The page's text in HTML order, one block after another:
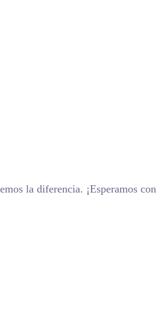
la diferencia. ¡Esperamos con